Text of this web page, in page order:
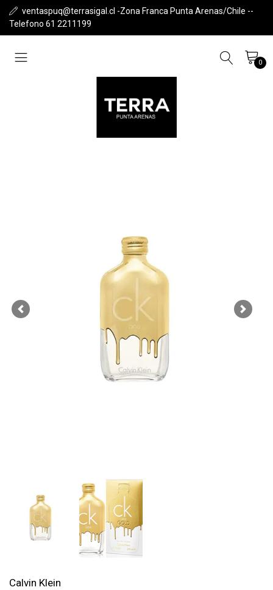
ventaspuq@terrasigal.cl -Zona Franca Punta Arenas/Chile --
Telefono 61 2211199
0
Previous Next
Calvin Klein